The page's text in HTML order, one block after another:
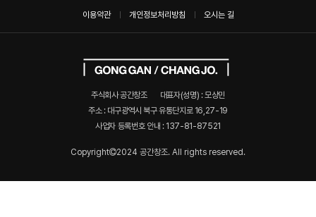
이용약관 개인정보처리방침 오시는 길
주식회사 공간창조
대표자(성명) : 모상민
주소 : 대구광역시 북구 유통단지로 16,27-19
사업자 등록번호 안내 : 137-81-87521
Copyright 2024 공간창조. All rights reserved.